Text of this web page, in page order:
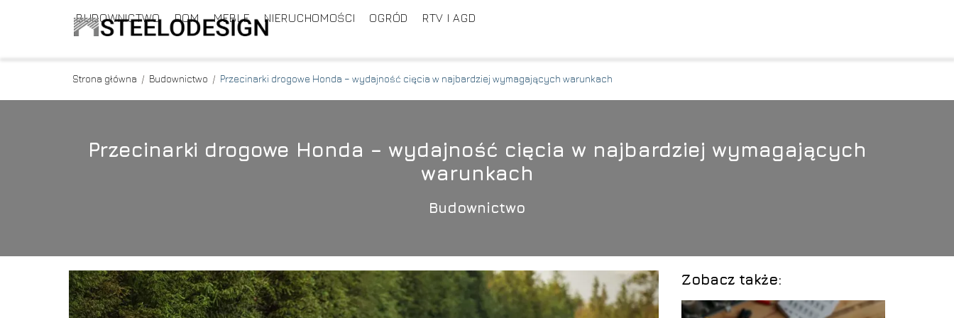
BUDOWNICTWO DOM MEBLE NIERUCHOMOŚCI OGRÓD RTV I AGD
Strona główna / Budownictwo / Przecinarki drogowe Honda – wydajność cięcia w najbardziej wymagających warunkach
Przecinarki drogowe Honda – wydajność cięcia w najbardziej wymagających
warunkach
Budownictwo
Zobacz także: